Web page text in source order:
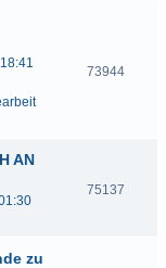
73944
AN
75137
zu